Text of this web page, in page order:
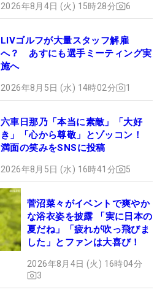
2026年8月4日 (火) 15時28分 6
LIVゴルフが大量スタッフ解雇
へ？ あすにも選手ミーティング実
施へ
2026年8月5日 (水) 14時02分 1
六車日那乃「本当に素敵」「大好
き」「心から尊敬」とゾッコン！
満面の笑みをSNSに投稿
2026年8月5日 (水) 16時41分 5
菅沼菜々がイベントで爽やか
な浴衣姿を披露 「実に日本の
夏だね」「疲れが吹っ飛びま
した」とファンは大喜び！
2026年8月4日 (火) 16時04分
3